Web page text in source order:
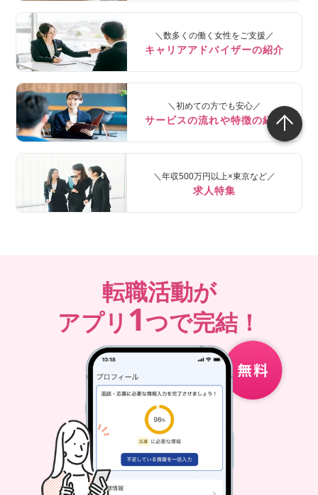
＼数多くの働く女性をご支援／
キャリアアドバイザーの紹介
＼初めての方でも安心／
サービスの流れや特徴の紹介
＼年収500万円以上×東京など／
求人特集
転職活動が
アプリ 1つで完結！